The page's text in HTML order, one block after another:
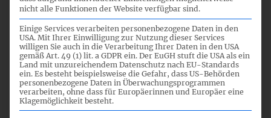
nicht öffentlicher Teil
11.02.2014
nicht alle Funktionen der Website verfügbar sind.
Einige Services verarbeiten personenbezogene Daten in den
USA. Mit Ihrer Einwilligung zur Nutzung dieser Services
willigen Sie auch in die Verarbeitung Ihrer Daten in den USA
gemäß Art. 49 (1) lit. a GDPR ein. Der EuGH stuft die USA als ein
Land mit unzureichendem Datenschutz nach EU-Standards
ein. Es besteht beispielsweise die Gefahr, dass US-Behörden
personenbezogene Daten in Überwachungsprogrammen
verarbeiten, ohne dass für Europäerinnen und Europäer eine
Klagemöglichkeit besteht.